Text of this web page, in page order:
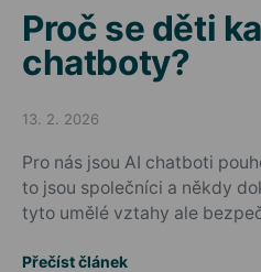
Proč se děti
chatboty?
Posted on
13. 2. 2026
Pro nás jsou AI chatboti
to jsou společníci a někdy
tyto umělé vztahy ale
Přečíst článek